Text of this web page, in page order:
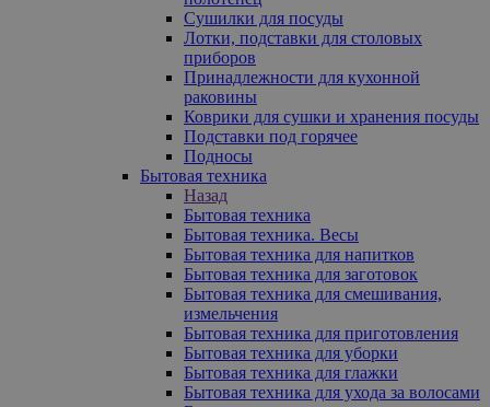
Сушилки для посуды
Лотки, подставки для столовых
приборов
Принадлежности для кухонной
раковины
Коврики для сушки и хранения посуды
Подставки под горячее
Подносы
Бытовая техника
Назад
Бытовая техника
Бытовая техника. Весы
Бытовая техника для напитков
Бытовая техника для заготовок
Бытовая техника для смешивания,
измельчения
Бытовая техника для приготовления
Бытовая техника для уборки
Бытовая техника для глажки
Бытовая техника для ухода за волосами